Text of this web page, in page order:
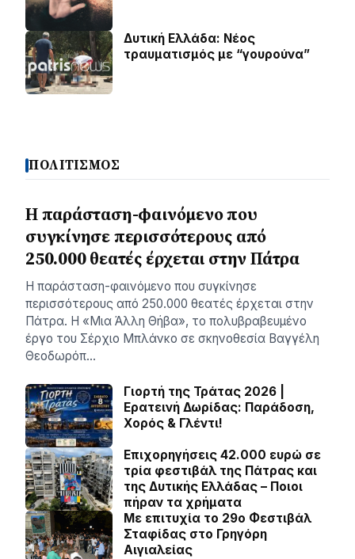
Δυτική Ελλάδα: Νέος
τραυματισμός με “γουρούνα”
ΠΟΛΙΤΙΣΜΟΣ
Η παράσταση-φαινόμενο που
συγκίνησε περισσότερους από
250.000 θεατές έρχεται στην Πάτρα
Η παράσταση-φαινόμενο που συγκίνησε
περισσότερους από 250.000 θεατές έρχεται στην
Πάτρα. Η «Μια Άλλη Θήβα», το πολυβραβευμένο
έργο του Σέρχιο Μπλάνκο σε σκηνοθεσία Βαγγέλη
Θεοδωρόπ…
Γιορτή της Τράτας 2026 |
Ερατεινή Δωρίδας: Παράδοση,
Χορός & Γλέντι!
Επιχορηγήσεις 42.000 ευρώ σε
τρία φεστιβάλ της Πάτρας και
της Δυτικής Ελλάδας – Ποιοι
πήραν τα χρήματα
Με επιτυχία το 29ο Φεστιβάλ
Σταφίδας στο Γρηγόρη
Aιγιαλείας